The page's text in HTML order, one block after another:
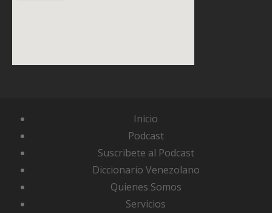
Inicio
Podcast
Suscribete al Podcast
Diccionario Venezolano
Quienes Somos
Servicios